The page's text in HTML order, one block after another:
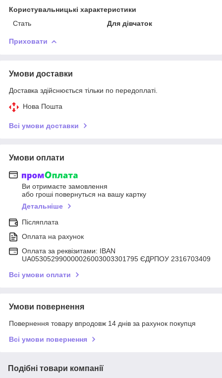
Користувальницькі характеристики
Стать
Для дівчаток
Приховати
Умови доставки
Доставка здійснюється тільки по передоплаті.
Нова Пошта
Всі умови доставки
Умови оплати
Ви отримаєте замовлення
або гроші повернуться на вашу картку
Детальніше
Післяплата
Оплата на рахунок
Оплата за реквізитами: IBAN
UA053052990000026003003301795 ЄДРПОУ 2316703409
Всі умови оплати
Умови повернення
Повернення товару впродовж 14 днів за рахунок покупця
Всі умови повернення
Подібні товари компанії